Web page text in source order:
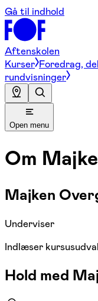
Gå til indhold
Aftenskolen
Kurser Foredrag,
rundvisninger
Open menu
Om
Majken
Underviser
Indlæser
Hold med